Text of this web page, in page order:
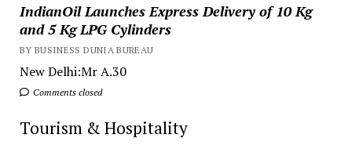
IndianOil Launches Express Delivery of 10 Kg
and 5 Kg LPG Cylinders
BY BUSINESS DUNIA BUREAU
New Delhi:Mr A.30
Comments closed
Tourism & Hospitality